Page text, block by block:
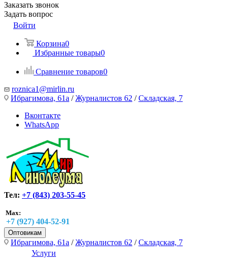
Заказать звонок
Задать вопрос
Войти
Корзина0
Избранные товары0
Сравнение товаров0
roznica1@mirlin.ru
Ибрагимова, 61а /Журналистов 62 /Складская, 7
Вконтакте
WhatsApp
Тел: +7 (843) 203-55-45
Max:
+7 (927) 404-52-91
Оптовикам
Ибрагимова, 61а /Журналистов 62 /Складская, 7
Услуги